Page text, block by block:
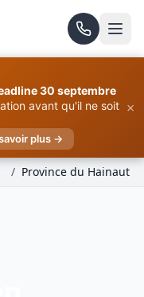
30 septembre
avant qu'il ne soit
plus →
×
/ Province du Hainaut